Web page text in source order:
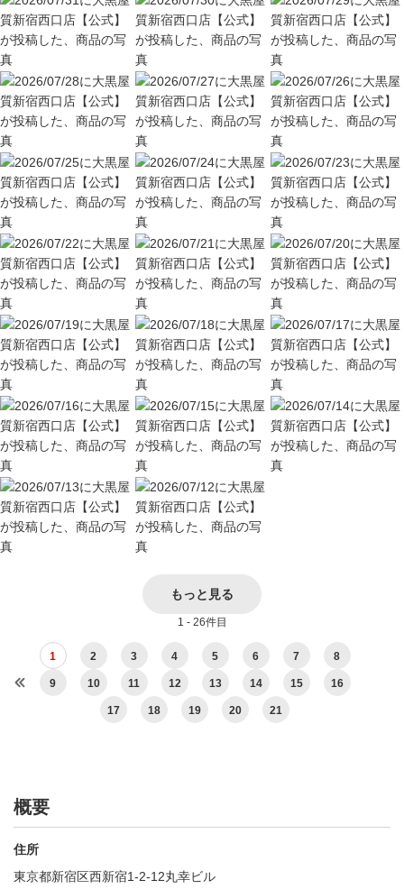
もっと見る
1 - 26件目
1 2 3 4 5 6 7 8
9 10 11 12 13 14 15 16
17 18 19 20 21
概要
住所
東京都新宿区西新宿1-2-12丸幸ビル